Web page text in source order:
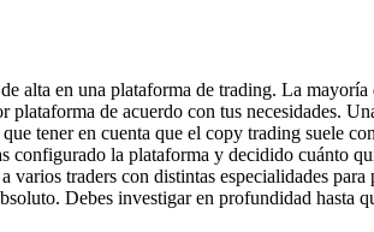
alta en una plataforma de trading. La mayoría
de acuerdo con tus necesidades.
tener en cuenta que el copy trading suele
la plataforma y decidido cuánto
varios traders con distintas especialidades
Debes investigar en profundidad